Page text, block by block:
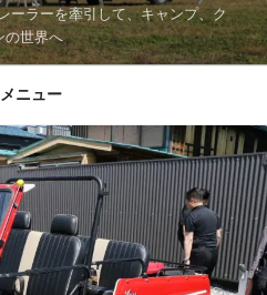
ーラーを牽引して、キャンプ、ク
の世界へ
メニュー